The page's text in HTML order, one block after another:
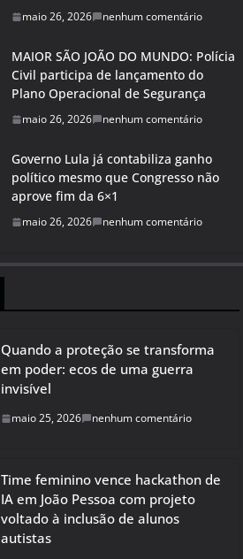
maio 26, 2026 nenhum comentário
MAIOR SÃO JOÃO DO MUNDO: Polícia
Civil participa de lançamento do
Plano Operacional de Segurança
maio 26, 2026 nenhum comentário
Governo Lula já contabiliza ganho
político mesmo que Congresso não
aprove fim da 6×1
maio 26, 2026 nenhum comentário
Quando a proteção se transforma
em poder: ecos de uma guerra
invisível
maio 25, 2026 nenhum comentário
Time feminino vence hackathon de
IA em João Pessoa com projeto
voltado à inclusão de alunos
autistas